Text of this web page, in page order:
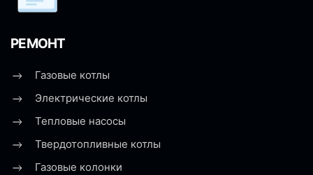
РЕМОНТ
Газовые котлы
Электрические котлы
Тепловые насосы
Твердотопливные котлы
Газовые колонки